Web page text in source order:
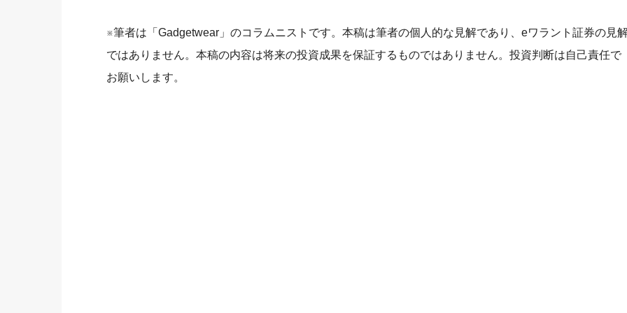
※筆者は「Gadgetwear」のコラムニストです。本稿は筆者の個人的な見解であり、eワラント証券の見
ではありません。本稿の内容は将来の投資成果を保証するものではありません。投資判断は自己責任で
お願いします。